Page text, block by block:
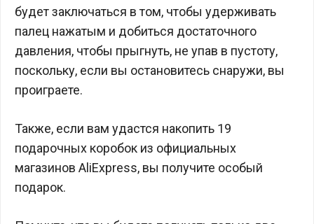
будет заключаться в том, чтобы удерживать
палец нажатым и добиться достаточного
давления, чтобы прыгнуть, не упав в пустоту,
поскольку, если вы остановитесь снаружи, вы
проиграете.
Также, если вам удастся накопить 19
подарочных коробок из официальных
магазинов AliExpress, вы получите особый
подарок.